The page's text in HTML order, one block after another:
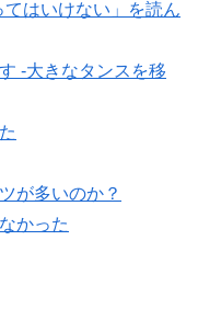
はいけない」を読ん
-大きなタンスを移
が多いのか？
かった